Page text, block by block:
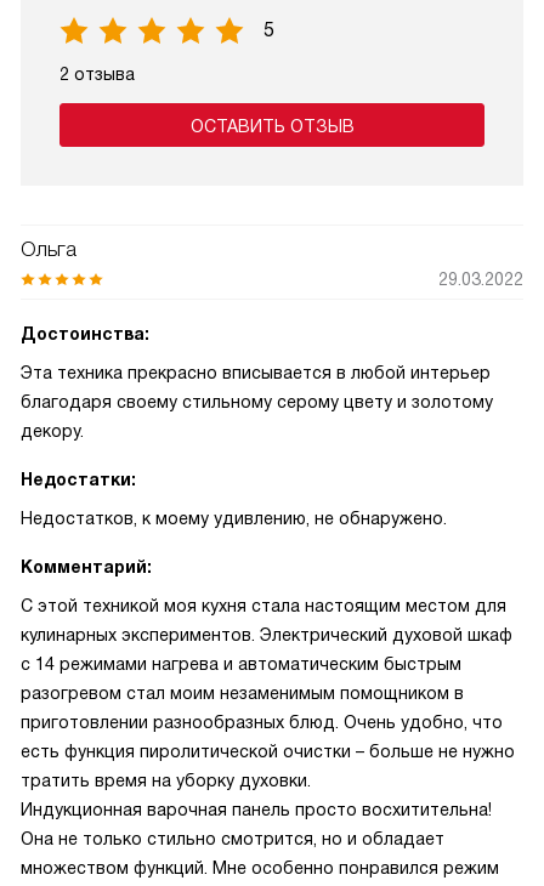
5
2 отзыва
ОСТАВИТЬ ОТЗЫВ
Ольга
29.03.2022
Достоинства:
Эта техника прекрасно вписывается в любой интерьер
благодаря своему стильному серому цвету и золотому
декору.
Недостатки:
Недостатков, к моему удивлению, не обнаружено.
Комментарий:
С этой техникой моя кухня стала настоящим местом для
кулинарных экспериментов. Электрический духовой шкаф
с 14 режимами нагрева и автоматическим быстрым
разогревом стал моим незаменимым помощником в
приготовлении разнообразных блюд. Очень удобно, что
есть функция пиролитической очистки – больше не нужно
тратить время на уборку духовки.
Индукционная варочная панель просто восхитительна!
Она не только стильно смотрится, но и обладает
множеством функций. Мне особенно понравился режим